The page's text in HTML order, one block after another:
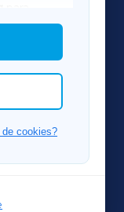
das
cookies?